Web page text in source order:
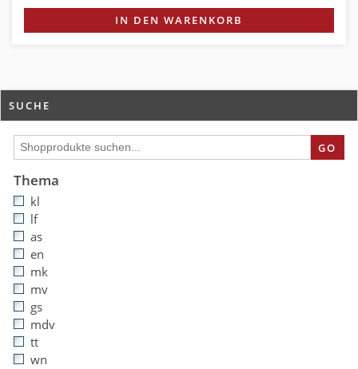
IN DEN WARENKORB
SUCHE
GO
Thema
kl
lf
as
en
mk
mv
gs
mdv
tt
wn